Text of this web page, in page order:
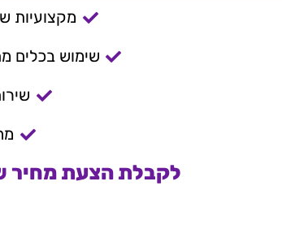
מקצועיות של
שימוש בכלים
לקבלת הצעת מחיר